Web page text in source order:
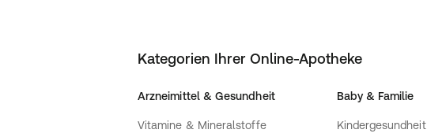
Kategorien Ihrer Online-Apotheke
Arzneimittel & Gesundheit
Vitamine & Mineralstoffe
Baby & Familie
Kindergesundheit